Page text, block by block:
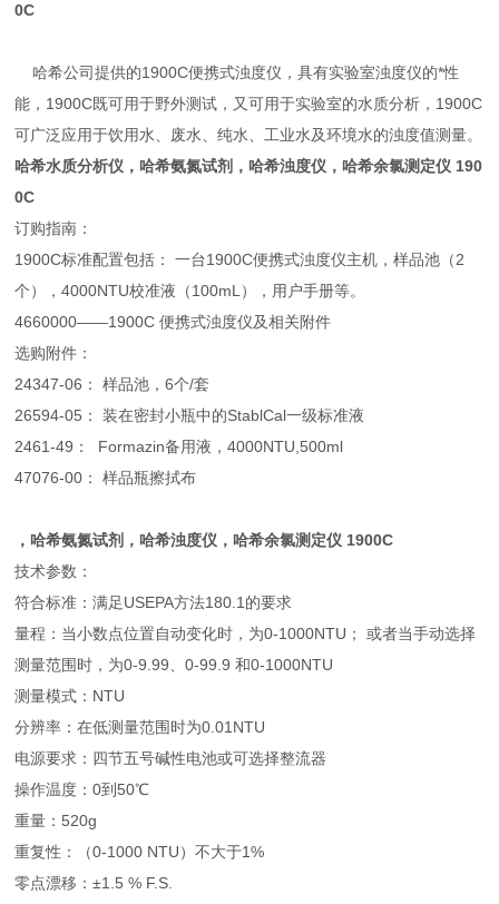
0C
哈希公司提供的1900C便携式浊度仪，具有实验室浊度仪的*性
能，1900C既可用于野外测试，又可用于实验室的水质分析，1900C
可广泛应用于饮用水、废水、纯水、工业水及环境水的浊度值测量。
哈希水质分析仪，哈希氨氮试剂，哈希浊度仪，哈希余氯测定仪 190
0C
订购指南：
1900C标准配置包括： 一台1900C便携式浊度仪主机，样品池（2
个），4000NTU校准液（100mL），用户手册等。
4660000——1900C 便携式浊度仪及相关附件
选购附件：
24347-06： 样品池，6个/套
26594-05： 装在密封小瓶中的StablCal一级标准液
2461-49： Formazin备用液，4000NTU,500ml
47076-00： 样品瓶擦拭布
，哈希氨氮试剂，哈希浊度仪，哈希余氯测定仪 1900C
技术参数：
符合标准：满足USEPA方法180.1的要求
量程：当小数点位置自动变化时，为0-1000NTU； 或者当手动选择
测量范围时，为0-9.99、0-99.9 和0-1000NTU
测量模式：NTU
分辨率：在低测量范围时为0.01NTU
电源要求：四节五号碱性电池或可选择整流器
操作温度：0到50℃
重量：520g
重复性：（0-1000 NTU）不大于1%
零点漂移：±1.5 % F.S.